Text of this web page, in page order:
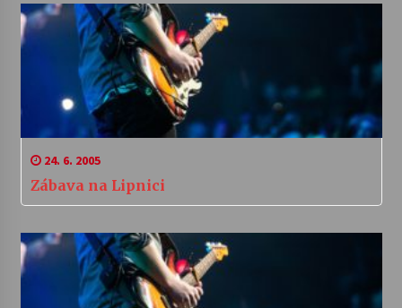
24. 6. 2005
Zábava na Lipnici